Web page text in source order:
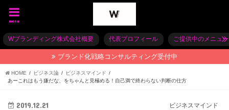
menu
Wブランディング株式会社概要 代表プロフィール ご提供中のメニュー
ブランド化戦略コンサルティング受付中
HOME ビジネス論
ビジネスマインド
あーこれはもう嫌だな、をちゃんと見極める！自己満で終わらない判断の仕方
ビジネスマインド
2019.12.21